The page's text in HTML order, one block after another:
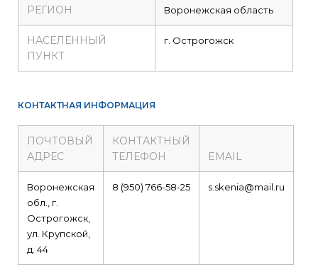
РЕГИОН Воронежская область
НАСЕЛЕННЫЙ
ПУНКТ
г. Острогожск
КОНТАКТНАЯ ИНФОРМАЦИЯ
ПОЧТОВЫЙ
АДРЕС
КОНТАКТНЫЙ
ТЕЛЕФОН
EMAIL
Воронежская
обл., г.
Острогожск,
ул. Крупской,
д. 44
8 (950) 766-58-25 s.skenia@mail.ru